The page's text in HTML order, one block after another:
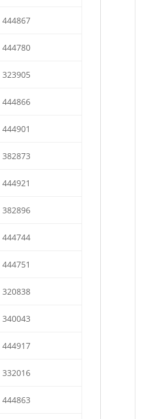
444867
444780
323905
444866
444901
382873
444921
382896
444744
444751
320838
340043
444917
332016
444863